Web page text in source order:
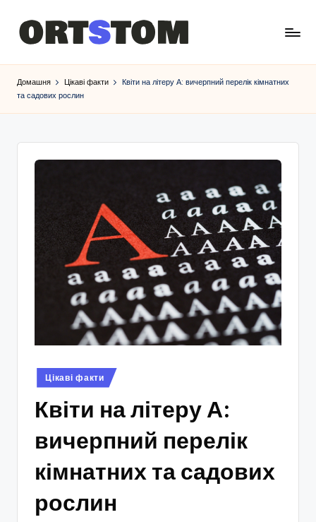
Домашня Цікаві факти
Квіти на літеру А: вичерпний перелік кімнатних
та садових рослин
Опубліковано
у
Цікаві факти
Квіти на літеру А:
вичерпний перелік
кімнатних та садових
рослин